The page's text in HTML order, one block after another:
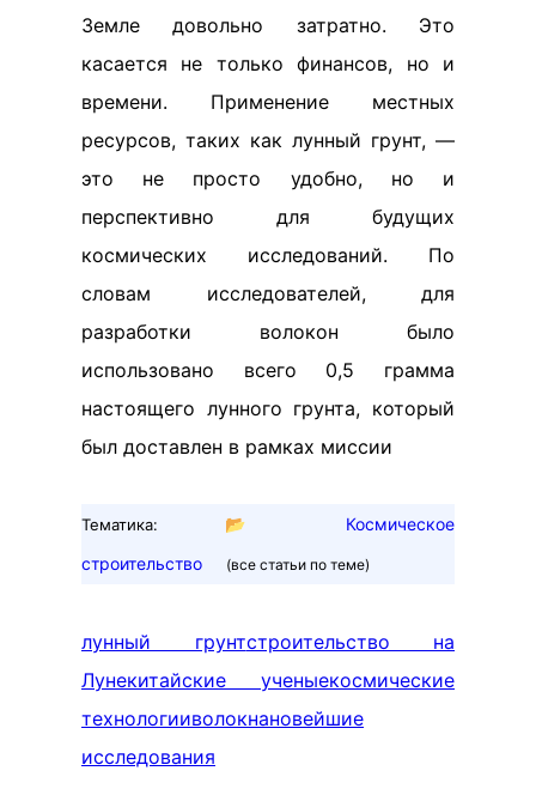
Земле довольно затратно. Это
касается не только финансов, но и
времени. Применение местных
ресурсов, таких как лунный грунт, —
это не просто удобно, но и
перспективно для будущих
космических исследований. По
словам исследователей, для
разработки волокон было
использовано всего 0,5 грамма
настоящего лунного грунта, который
был доставлен в рамках миссии
Тематика: 📂
Космическое
строительство
(все статьи по теме)
лунный грунтстроительство на
Лунекитайские ученыекосмические
технологииволокнановейшие
исследования